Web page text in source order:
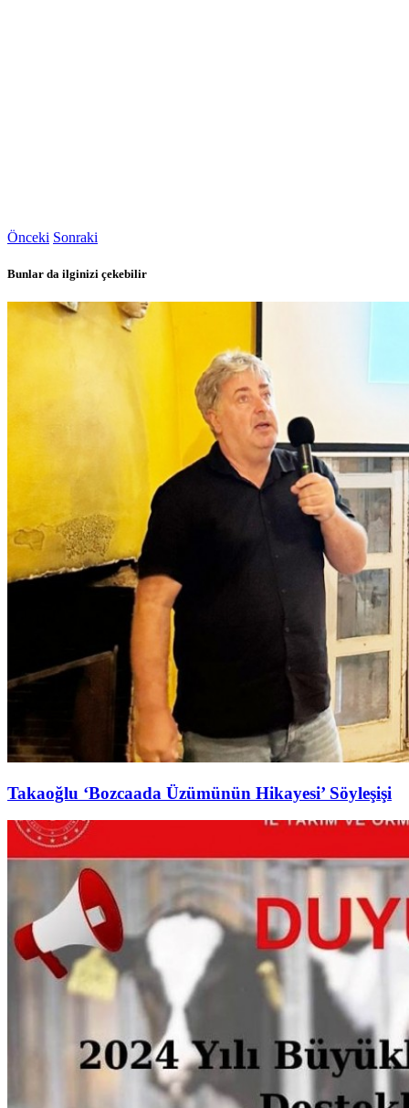
Önceki Sonraki
Bunlar da ilginizi çekebilir
Takaoğlu ‘Bozcaada Üzümünün Hikayesi’ Söyleşişi